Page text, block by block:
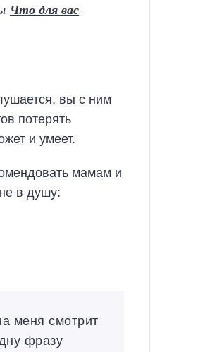
Что для вас
вы с ним
потерять
и умеет.
мамам и
в душу:
меня смотрит
фразу